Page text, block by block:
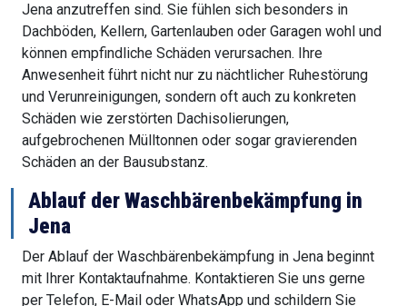
Jena anzutreffen sind. Sie fühlen sich besonders in
Dachböden, Kellern, Gartenlauben oder Garagen wohl und
können empfindliche Schäden verursachen. Ihre
Anwesenheit führt nicht nur zu nächtlicher Ruhestörung
und Verunreinigungen, sondern oft auch zu konkreten
Schäden wie zerstörten Dachisolierungen,
aufgebrochenen Mülltonnen oder sogar gravierenden
Schäden an der Bausubstanz.
Ablauf der Waschbärenbekämpfung in
Jena
Der Ablauf der Waschbärenbekämpfung in Jena beginnt
mit Ihrer Kontaktaufnahme. Kontaktieren Sie uns gerne
per Telefon, E-Mail oder WhatsApp und schildern Sie